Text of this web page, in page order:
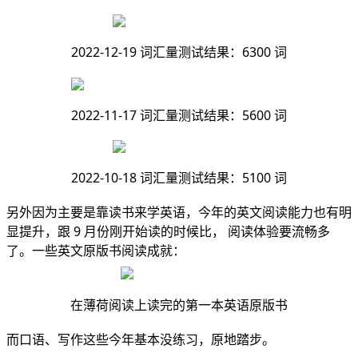
2022-12-19 词汇量测试结果：6300 词
2022-11-17 词汇量测试结果：5600 词
2022-10-18 词汇量测试结果：5100 词
另外因为主要是靠读书来学英语，今年的英文阅读能力也有明
显提升，跟 9 月份刚开始读的时候比， 阅读体验要流畅多
了。一些英文原版书阅读成就：
在薄荷阅读上读完的第一本英语原版书
而口语、写作这些今年基本没练习，原地踏步。